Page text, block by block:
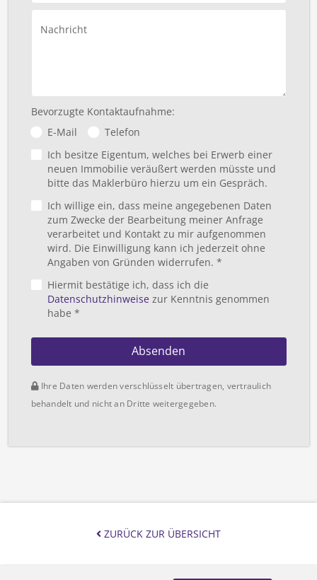
Nachricht
Bevorzugte Kontaktaufnahme:
E-Mail
Telefon
Ich besitze Eigentum, welches bei Erwerb einer
neuen Immobilie veräußert werden müsste und
bitte das Maklerbüro hierzu um ein Gespräch.
Ich willige ein, dass meine angegebenen Daten
zum Zwecke der Bearbeitung meiner Anfrage
verarbeitet und Kontakt zu mir aufgenommen
wird. Die Einwilligung kann ich jederzeit ohne
Angaben von Gründen widerrufen. *
Hiermit bestätige ich, dass ich die
Datenschutzhinweisezur Kenntnis genommen
habe *
Absenden
Ihre Daten werden verschlüsselt übertragen, vertraulich
behandelt und nicht an Dritte weitergegeben.
ZURÜCK ZUR ÜBERSICHT